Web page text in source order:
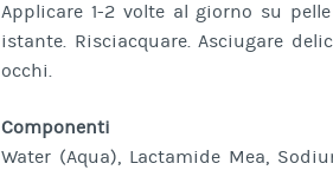
Applicare 1-2 volte al giorno su
istante. Risciacquare. Asciugare
occhi.
Componenti
Water (Aqua), Lactamide Mea,